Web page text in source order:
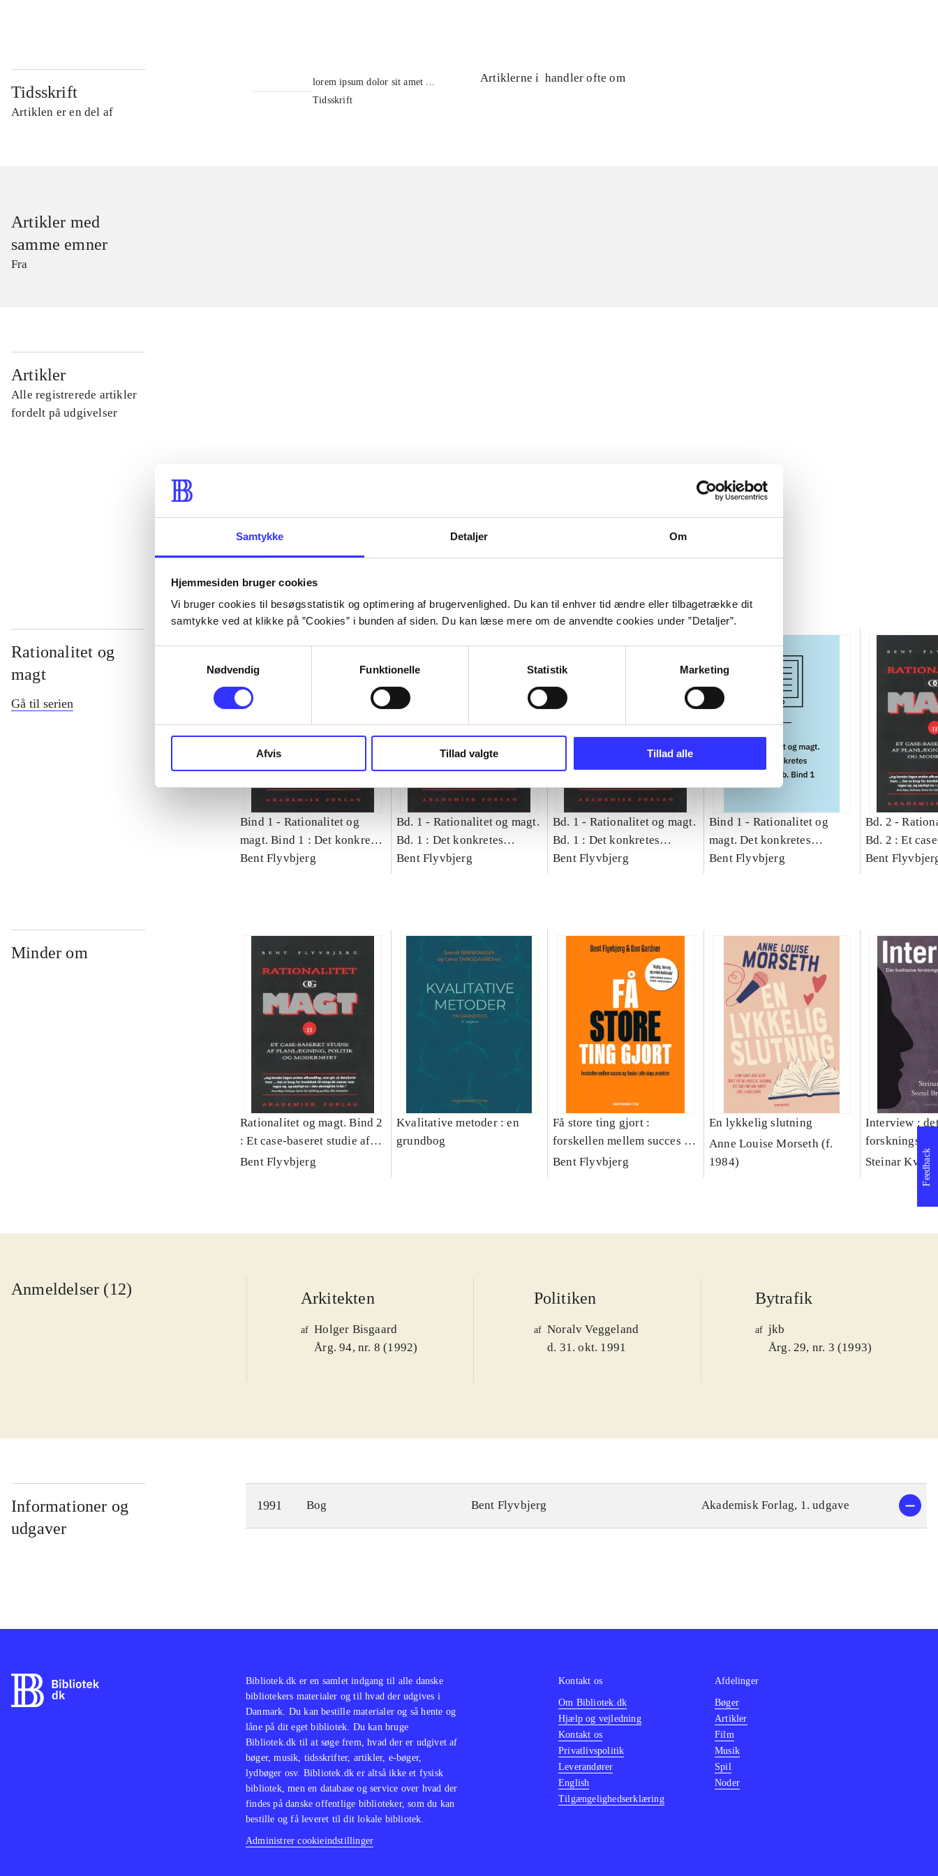
Samtykke Detaljer Om
Hjemmesiden bruger cookies
Vi bruger cookies til besøgsstatistik og optimering af brugervenlighed. Du kan til enhver tid ændre eller tilbagetrække dit
samtykke ved at klikke på ”Cookies” i bunden af siden. Du kan læse mere om de anvendte cookies under ”Detaljer”.
Nødvendig
Funktionelle Statistik Marketing
Afvis Tillad valgte Tillad alle
Tidsskrift
Artiklen er en del af
lorem ipsum dolor sit amet ...
Tidsskrift
Artiklerne i handler ofte om
Artikler med
samme emner
Fra
Artikler
Alle registrerede artikler
fordelt på udgivelser
Rationalitet og
magt
Gå til serien
Bind 1 - Rationalitet og
magt. Bind 1 : Det konkretes
videnskab
Bent Flyvbjerg
Bd. 1 - Rationalitet og magt.
Bd. 1 : Det konkretes
videnskab
Bent Flyvbjerg
Bd. 1 - Rationalitet og magt.
Bd. 1 : Det konkretes
videnskab
Bent Flyvbjerg
Bind 1 - Rationalitet og
magt. Det konkretes
videnskab. Bind 1
Bent Flyvbjerg
Bd. 2 -
Bd. 2 : Et
studie af
Bent
Minder om
Rationalitet og magt. Bind 2
: Et case-baseret studie af
planlægning, politik og
Bent Flyvbjerg
Kvalitative metoder : en
grundbog
Få store ting gjort :
forskellen mellem succes og
fiasko i alle slags projekter
Bent Flyvbjerg
En lykkelig slutning
Anne Louise Morseth (f.
1984)
Interview :
håndværk
Steinar Kvale
Anmeldelser (12) Arkitekten
af Holger Bisgaard
Årg. 94, nr. 8 (1992)
Politiken
af Noralv Veggeland
d. 31. okt. 1991
Bytrafik
af jkb
Årg. 29, nr. 3 (1993)
Informationer og
udgaver
1991 Bog Bent Flyvbjerg Akademisk Forlag, 1. udgave
Feedback
Bibliotek.dk er en samlet indgang til alle danske
bibliotekers materialer og til hvad der udgives i
Danmark. Du kan bestille materialer og så hente og
låne på dit eget bibliotek. Du kan bruge
Bibliotek.dk til at søge frem, hvad der er udgivet af
bøger, musik, tidsskrifter, artikler, e-bøger,
lydbøger osv. Bibliotek.dk er altså ikke et fysisk
bibliotek, men en database og service over hvad der
findes på danske offentlige biblioteker, som du kan
bestille og få leveret til dit lokale bibliotek.
Administrer cookieindstillinger
Kontakt os
Om Bibliotek.dk
Hjælp og vejledning
Kontakt os
Privatlivspolitik
Leverandører
English
Tilgængelighedserklæring
Afdelinger
Bøger
Artikler
Film
Musik
Spil
Noder